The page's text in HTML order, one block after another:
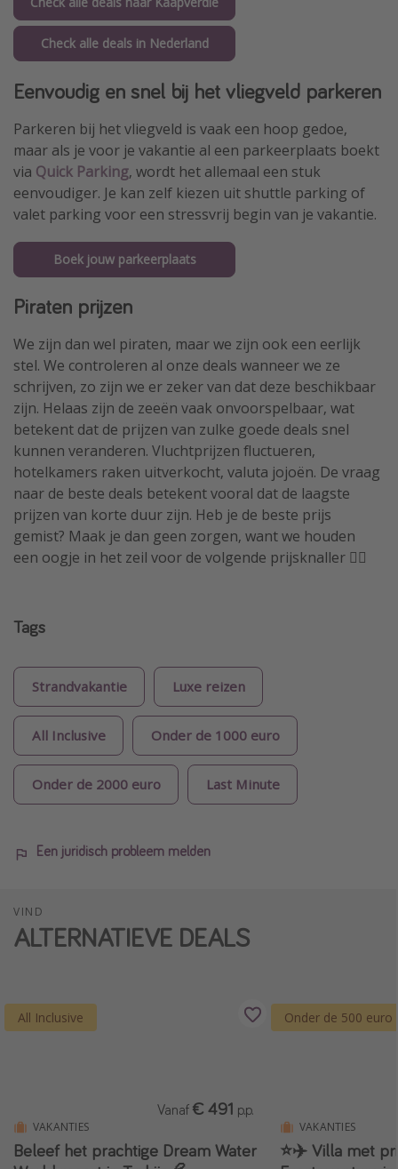
Check alle deals in Nederland
Eenvoudig en snel bij het vliegveld parkeren
Parkeren bij het vliegveld is vaak een hoop gedoe,
maar als je voor je vakantie al een parkeerplaats boekt
via Quick Parking, wordt het allemaal een stuk
eenvoudiger. Je kan zelf kiezen uit shuttle parking of
valet parking voor een stressvrij begin van je vakantie.
Boek jouw parkeerplaats
Piraten prijzen
We zijn dan wel piraten, maar we zijn ook een eerlijk
stel. We controleren al onze deals wanneer we ze
schrijven, zo zijn we er zeker van dat deze beschikbaar
zijn. Helaas zijn de zeeën vaak onvoorspelbaar, wat
betekent dat de prijzen van zulke goede deals snel
kunnen veranderen. Vluchtprijzen fluctueren,
hotelkamers raken uitverkocht, valuta jojoën. De vraag
naar de beste deals betekent vooral dat de laagste
prijzen van korte duur zijn. Heb je de beste prijs
gemist? Maak je dan geen zorgen, want we houden
een oogje in het zeil voor de volgende prijsknaller 🏴‍☠️
Tags
Strandvakantie Luxe reizen
All Inclusive Onder de 1000 euro
Onder de 2000 euro Last Minute
Een juridisch probleem melden
VIND
ALTERNATIEVE DEALS
All Inclusive
VAKANTIES
Beleef het prachtige Dream Water
Vanaf € 491 p.p.
Onder de 500 euro
VAKANTIES
⭐️✈️ Villa met